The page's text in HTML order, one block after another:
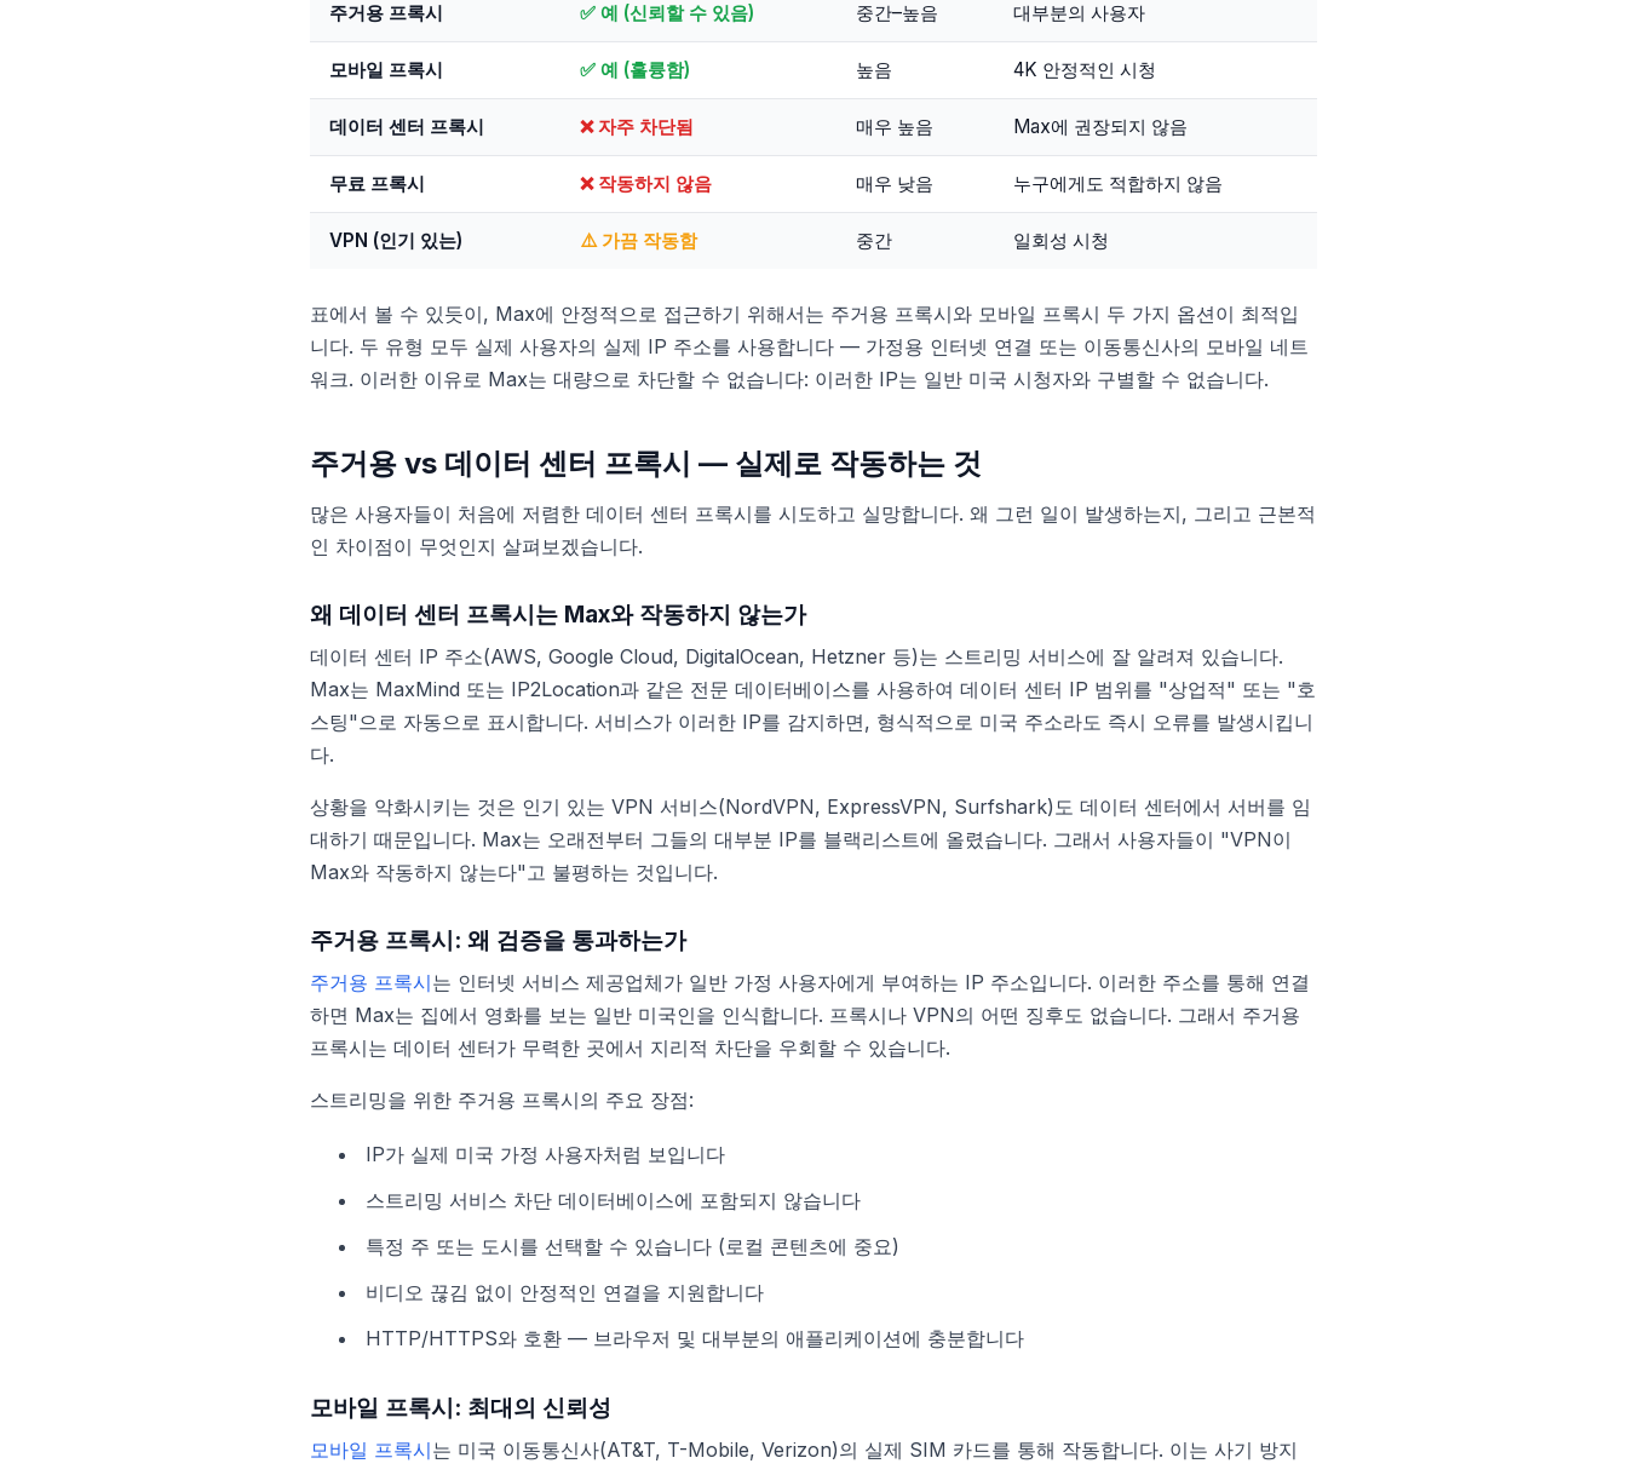
주거용 프록시 ✅ 예 (신뢰할 수 있음) 중간–높음 대부분의 사용자
모바일 프록시 ✅ 예 (훌륭함) 높음 4K 안정적인 시청
데이터 센터 프록시 ❌ 자주 차단됨 매우 높음 Max에 권장되지 않음
무료 프록시 ❌ 작동하지 않음 매우 낮음 누구에게도 적합하지 않음
VPN (인기 있는) ⚠️ 가끔 작동함 중간 일회성 시청
표에서 볼 수 있듯이, Max에 안정적으로 접근하기 위해서는 주거용 프록시와 모바일 프록시 두 가지 옵션이 최적입
니다. 두 유형 모두 실제 사용자의 실제 IP 주소를 사용합니다 — 가정용 인터넷 연결 또는 이동통신사의 모바일 네트
워크. 이러한 이유로 Max는 대량으로 차단할 수 없습니다: 이러한 IP는 일반 미국 시청자와 구별할 수 없습니다.
주거용 vs 데이터 센터 프록시 — 실제로 작동하는 것
많은 사용자들이 처음에 저렴한 데이터 센터 프록시를 시도하고 실망합니다. 왜 그런 일이 발생하는지, 그리고 근본적
인 차이점이 무엇인지 살펴보겠습니다.
왜 데이터 센터 프록시는 Max와 작동하지 않는가
데이터 센터 IP 주소(AWS, Google Cloud, DigitalOcean, Hetzner 등)는 스트리밍 서비스에 잘 알려져 있습니다.
Max는 MaxMind 또는 IP2Location과 같은 전문 데이터베이스를 사용하여 데이터 센터 IP 범위를 "상업적" 또는 "호
스팅"으로 자동으로 표시합니다. 서비스가 이러한 IP를 감지하면, 형식적으로 미국 주소라도 즉시 오류를 발생시킵니
다.
상황을 악화시키는 것은 인기 있는 VPN 서비스(NordVPN, ExpressVPN, Surfshark)도 데이터 센터에서 서버를 임
대하기 때문입니다. Max는 오래전부터 그들의 대부분 IP를 블랙리스트에 올렸습니다. 그래서 사용자들이 "VPN이
Max와 작동하지 않는다"고 불평하는 것입니다.
주거용 프록시: 왜 검증을 통과하는가
주거용 프록시는 인터넷 서비스 제공업체가 일반 가정 사용자에게 부여하는 IP 주소입니다. 이러한 주소를 통해 연결
하면 Max는 집에서 영화를 보는 일반 미국인을 인식합니다. 프록시나 VPN의 어떤 징후도 없습니다. 그래서 주거용
프록시는 데이터 센터가 무력한 곳에서 지리적 차단을 우회할 수 있습니다.
스트리밍을 위한 주거용 프록시의 주요 장점:
IP가 실제 미국 가정 사용자처럼 보입니다
스트리밍 서비스 차단 데이터베이스에 포함되지 않습니다
특정 주 또는 도시를 선택할 수 있습니다 (로컬 콘텐츠에 중요)
비디오 끊김 없이 안정적인 연결을 지원합니다
HTTP/HTTPS와 호환 — 브라우저 및 대부분의 애플리케이션에 충분합니다
모바일 프록시: 최대의 신뢰성
모바일 프록시는 미국 이동통신사(AT&T, T-Mobile, Verizon)의 실제 SIM 카드를 통해 작동합니다. 이는 사기 방지